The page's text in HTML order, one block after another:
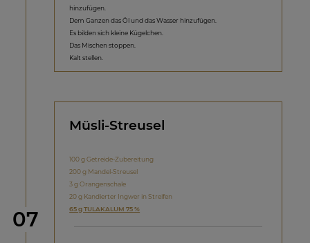
hinzufügen.
Dem Ganzen das Öl und das Wasser hinzufügen.
Es bilden sich kleine Kügelchen.
Das Mischen stoppen.
Kalt stellen.
Schritt
07
Müsli-Streusel
100 g Getreide-Zubereitung
200 g Mandel-Streusel
3 g Orangenschale
20 g Kandierter Ingwer in Streifen
65 g TULAKALUM 75 %